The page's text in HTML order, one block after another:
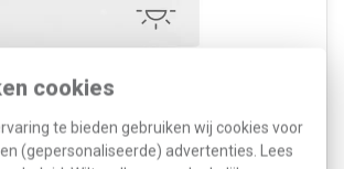
cookies
te bieden gebruiken wij cookies voor
(gepersonaliseerde) advertenties. Lees
63 Millimeter (mm) Model: Enkele wip
63 Millimeter (mm) Diepte: 7 Millimeter
Thermoplast Materi...